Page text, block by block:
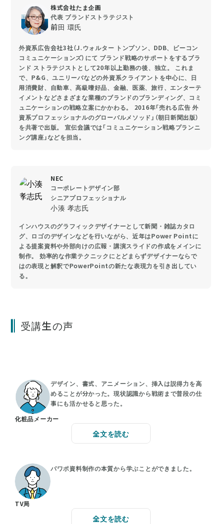
株式会社たま企画
代表 ブランドストラテジスト
前田 環氏
外資系広告会社3社（J.ウォルター トンプソン、DDB、ビーコン
コミュニケーションズ）にて ブランド戦略のサポートをするブラ
ンド ストラテジストとして20年以上勤務の後、独立。 これま
で、P&G、ユニリーバなどの外資系クライアントを中心に、日
用消費財、自動車、高級嗜好品、金融、医薬、旅行、エンターテ
イメントなどさまざまな業種のブランドのブランディング、コミ
ュニケーションの戦略立案にかかわる。 2016年「売れる広告 外
資系プロフェッショナルのグローバルメソッド」（朝日新聞出版）
を共著で出版。 宣伝会議では「コミュニケーション戦略プランニ
ング講座」などを担当。
NEC
コーポレートデザイン部
シニアプロフェッショナル
小湊 孝志氏
インハウスのグラフィックデザイナーとして新聞・雑誌カタロ
グ、ロゴのデザインなどを行いながら、近年はPower Pointに
よる提案資料や外部向けの広報・講演スライドの作成をメインに
制作。 効率的な作業テクニックにとどまらずデザイナーならで
はの表現と解釈でPowerPointの新たな表現力を引き出してい
る。
受講生の声
デザイン、書式、アニメーション、挿入は説得力を高
めることが分かった。現状認識から戦術まで普段の仕
事にも活かせると思った。
化粧品メーカー
全文を読む
パワポ資料制作の本質から学ぶことができました。
TV局
全文を読む